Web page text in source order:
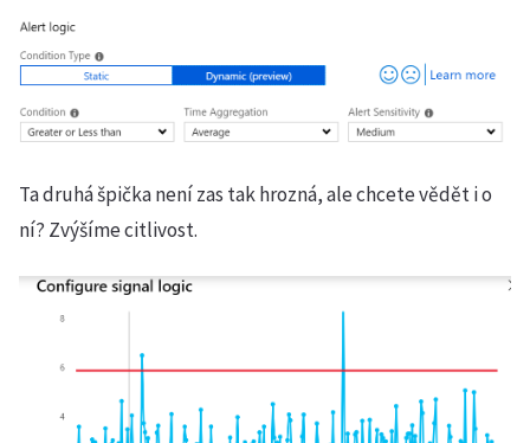
Ta druhá špička není zas tak hrozná, ale chcete vědět i o
ní? Zvýšíme citlivost.